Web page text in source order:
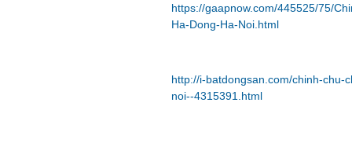
https://gaapnow.com/445525/75/
Ha-Dong-Ha-Noi.html
http://i-batdongsan.com/chinh-
noi--4315391.html